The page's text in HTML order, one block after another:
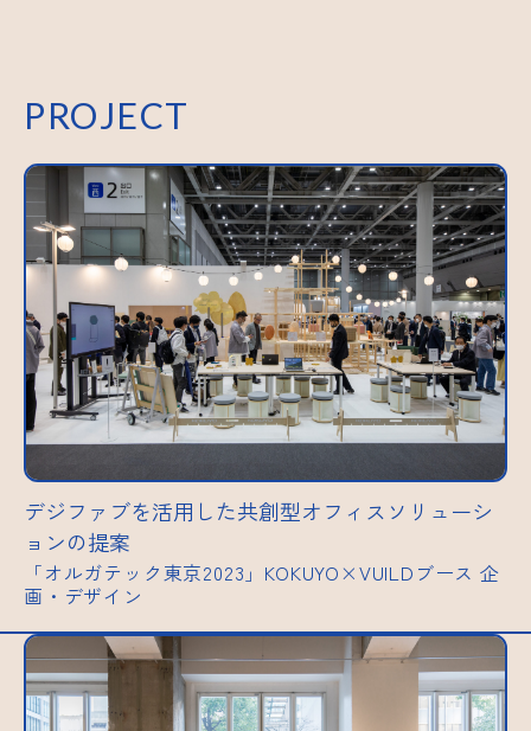
PROJECT
デジファブを活用した共創型オフィスソリューシ
ョンの提案
「オルガテック東京2023」KOKUYO×VUILDブース 企
画・デザイン